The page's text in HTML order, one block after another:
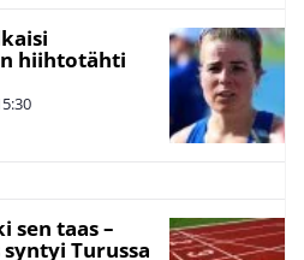
hiihtotähti
sen taas –
Turussa